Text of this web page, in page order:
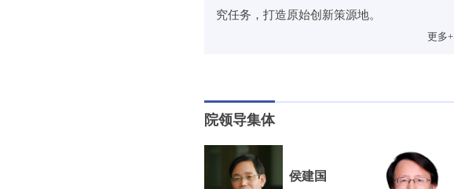
究任务，打造原始创新策源地。
更多+
院领导集体
侯建国